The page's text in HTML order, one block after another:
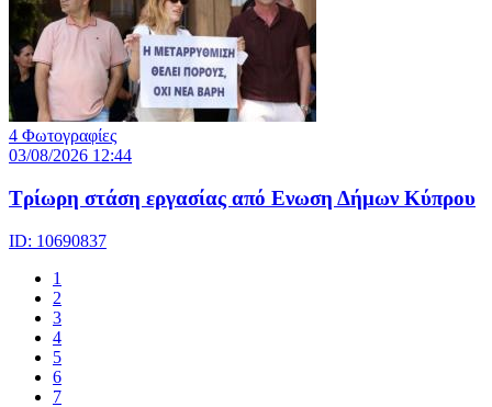
4 Φωτογραφίες
03/08/2026 12:44
Τρίωρη στάση εργασίας από Ενωση Δήμων Κύπρου
ID: 10690837
1
2
3
4
5
6
7